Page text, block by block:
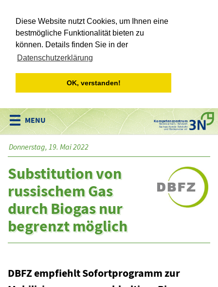
Diese Website nutzt Cookies, um Ihnen eine
bestmögliche Funktionalität bieten zu
können. Details finden Sie in der
Datenschutzerklärung
OK, verstanden!
Kompetenzzentrum
Niedersachsen • Netzwerk
Nachwachsende Rohstoffe
und Bioökonomie e.V.
Donnerstag, 19. Mai 2022
Substitution von
russischem Gas
durch Biogas nur
begrenzt möglich
DBFZ empfiehlt Sofortprogramm zur